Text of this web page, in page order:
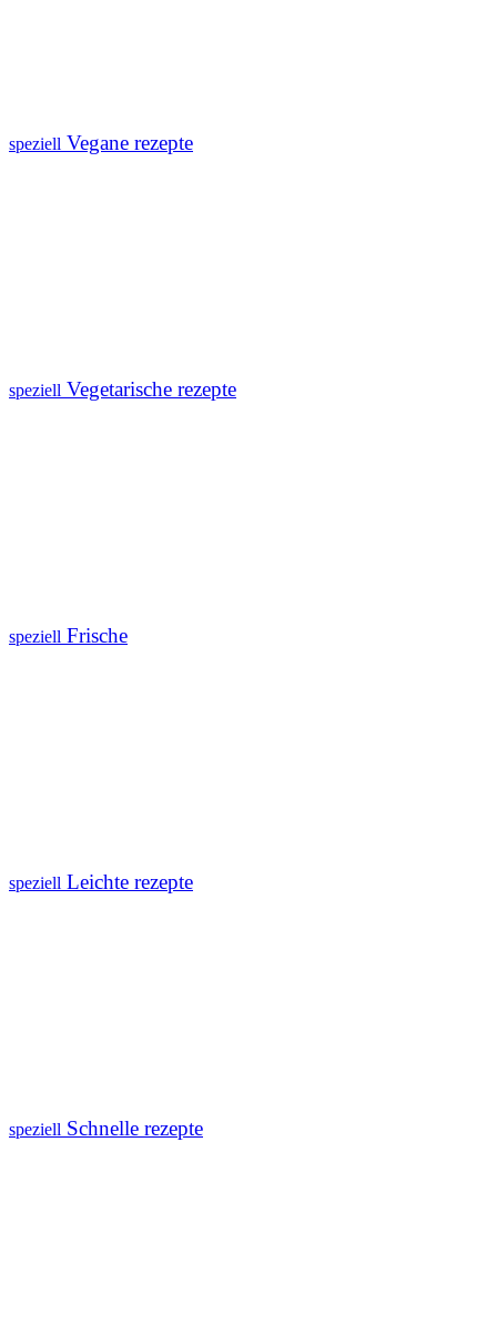
speziell Vegane rezepte
speziell Vegetarische rezepte
speziell Frische
speziell Leichte rezepte
speziell Schnelle rezepte